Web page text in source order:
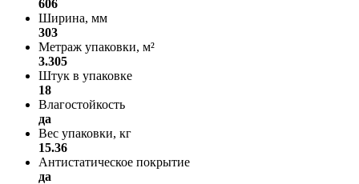
606
Ширина, мм
303
Метраж упаковки, м²
3.305
Штук в упаковке
18
Влагостойкость
да
Вес упаковки, кг
15.36
Антистатическое покрытие
да